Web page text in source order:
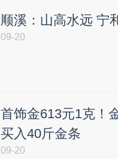
顺溪：山高水远 宁
09-20
首饰金613元1克！
买入40斤金条
09-20